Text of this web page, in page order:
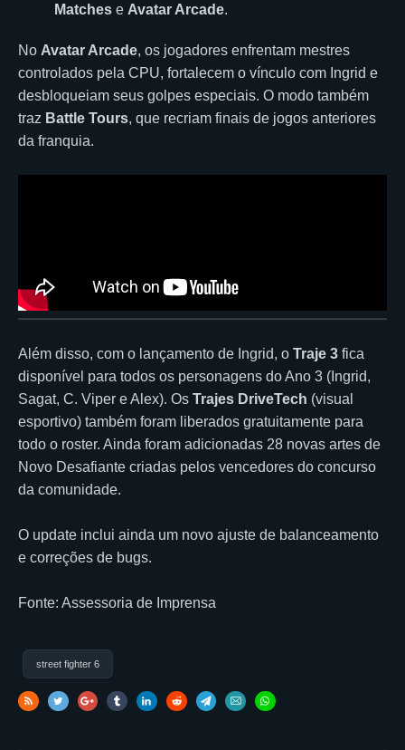
Matches e Avatar Arcade.
No Avatar Arcade, os jogadores enfrentam mestres
controlados pela CPU, fortalecem o vínculo com Ingrid e
desbloqueiam seus golpes especiais. O modo também
traz Battle Tours, que recriam finais de jogos anteriores
da franquia.
Além disso, com o lançamento de Ingrid, o Traje 3 fica
disponível para todos os personagens do Ano 3 (Ingrid,
Sagat, C. Viper e Alex). Os Trajes DriveTech (visual
esportivo) também foram liberados gratuitamente para
todo o roster. Ainda foram adicionadas 28 novas artes de
Novo Desafiante criadas pelos vencedores do concurso
da comunidade.
O update inclui ainda um novo ajuste de balanceamento
e correções de bugs.
Fonte: Assessoria de Imprensa
street fighter 6